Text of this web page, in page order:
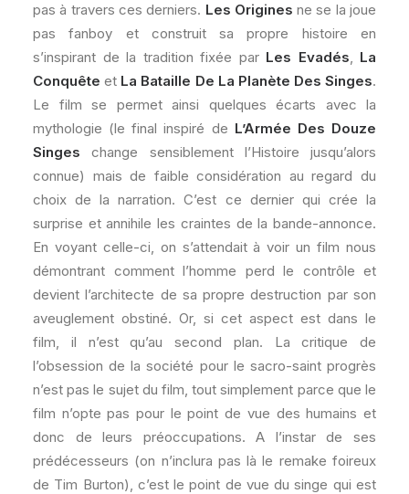
pas à travers ces derniers. Les Origines ne se la joue
pas fanboy et construit sa propre histoire en
s’inspirant de la tradition fixée par Les Evadés, La
Conquête et La Bataille De La Planète Des Singes.
Le film se permet ainsi quelques écarts avec la
mythologie (le final inspiré de L’Armée Des Douze
Singes change sensiblement l’Histoire jusqu’alors
connue) mais de faible considération au regard du
choix de la narration. C’est ce dernier qui crée la
surprise et annihile les craintes de la bande-annonce.
En voyant celle-ci, on s’attendait à voir un film nous
démontrant comment l’homme perd le contrôle et
devient l’architecte de sa propre destruction par son
aveuglement obstiné. Or, si cet aspect est dans le
film, il n’est qu’au second plan. La critique de
l’obsession de la société pour le sacro-saint progrès
n’est pas le sujet du film, tout simplement parce que le
film n’opte pas pour le point de vue des humains et
donc de leurs préoccupations. A l’instar de ses
prédécesseurs (on n’inclura pas là le remake foireux
de Tim Burton), c’est le point de vue du singe qui est